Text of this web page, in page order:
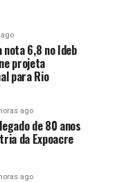
nota 6,8 no Ideb
projeta
para Rio
ago
de 80 anos
da Expoacre
ago